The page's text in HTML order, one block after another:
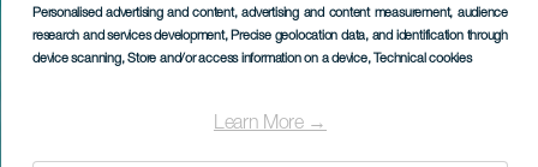
Personalised advertising and content, advertising and content measurement, audience
research and services development, Precise geolocation data, and identification through
device scanning, Store and/or access information on a device, Technical cookies
Learn More →